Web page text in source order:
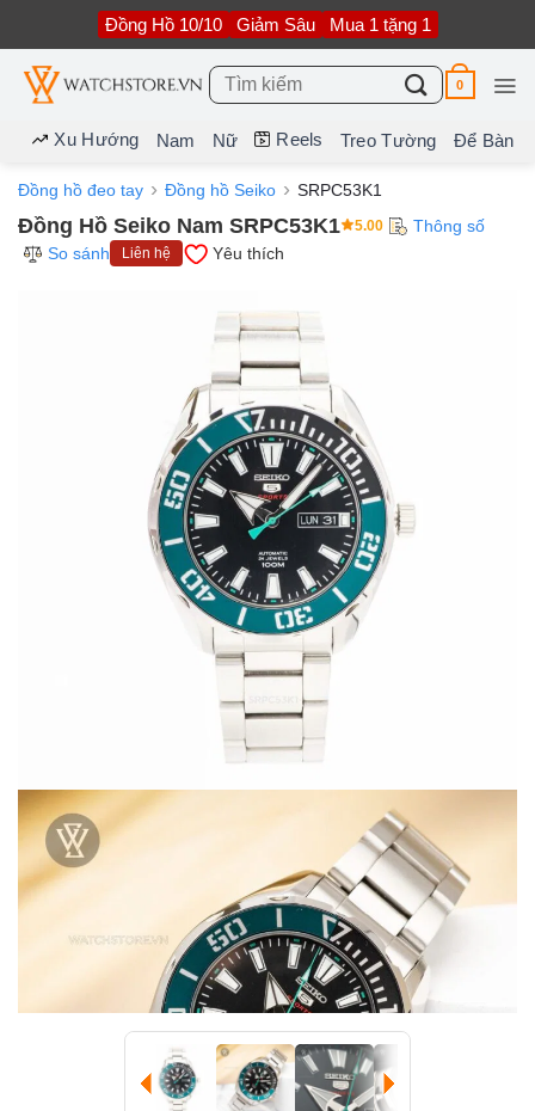
nội
dung
Đồng Hồ 10/10 Giảm Sâu Mua 1 tặng 1
Tìm
kiếm:
0
Xu Hướng Nam Nữ Reels Treo Tường Để Bàn
Đồng hồ đeo tay Đồng hồ Seiko SRPC53K1
Đồng Hồ Seiko Nam SRPC53K1 5.00
Thông số
So sánh
Liên hệ Yêu thích